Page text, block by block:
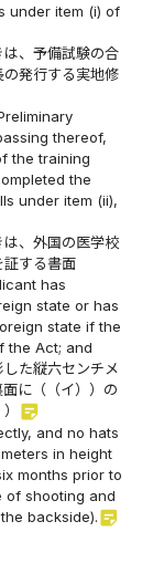
under item (i) of
、予備試験の合
発行する実地修
thereof,
the training
the
under item (ii),
、外国の医学校
証する書面
has
state or has
state if the
the Act; and
た縦六センチメ
に（（イ））の
sticky_note_2
and no hats
in height
months prior to
of shooting and
backside).sticky_note_2